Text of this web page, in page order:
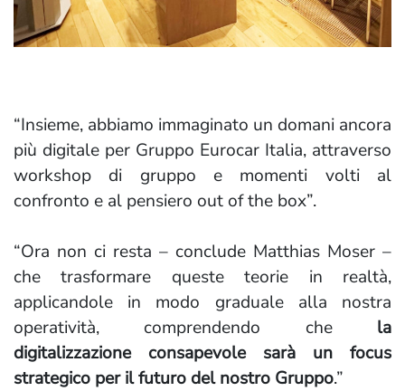
“Insieme, abbiamo immaginato un domani ancora
più digitale per Gruppo Eurocar Italia, attraverso
workshop di gruppo e momenti volti al
confronto e al pensiero out of the box”.
“Ora non ci resta – conclude Matthias Moser –
che trasformare queste teorie in realtà,
applicandole in modo graduale alla nostra
operatività, comprendendo che la
digitalizzazione consapevole sarà un focus
strategico per il futuro del nostro Gruppo.”